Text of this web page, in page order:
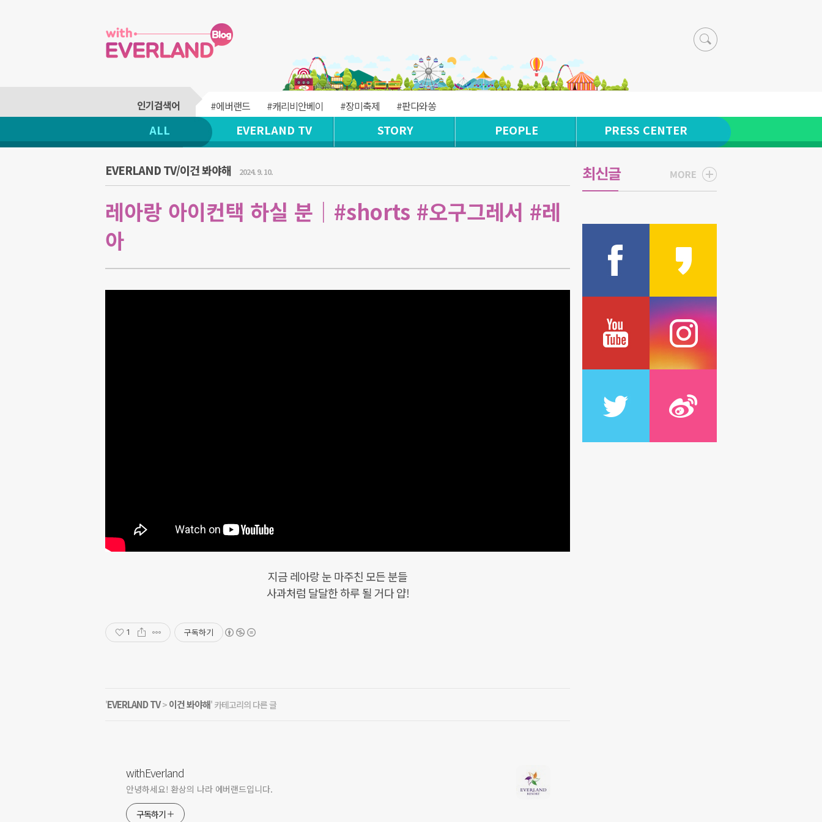
#에버랜드 #캐리비안베이 #장미축제 #판다와쏭
ALL EVERLAND TV STORY PEOPLE PRESS CENTER
EVERLAND TV/이건 봐야해 2024. 9. 10.
레아랑 아이컨택 하실 분｜#shorts #오구그레서 #레
아
지금 레아랑 눈 마주친 모든 분들
사과처럼 달달한 하루 될 거다 얍!
1 구독하기
'EVERLAND TV> 이건 봐야해' 카테고리의 다른 글
withEverland
안녕하세요! 환상의 나라 에버랜드입니다.
구독하기
최신글